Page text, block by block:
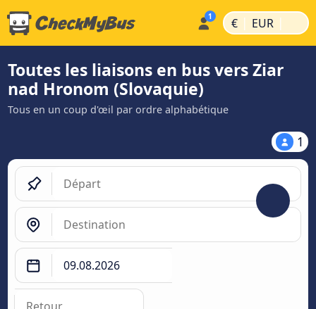
€ | EUR |
Toutes les liaisons en bus vers Ziar
nad Hronom (Slovaquie)
Tous en un coup d'œil par ordre alphabétique
1